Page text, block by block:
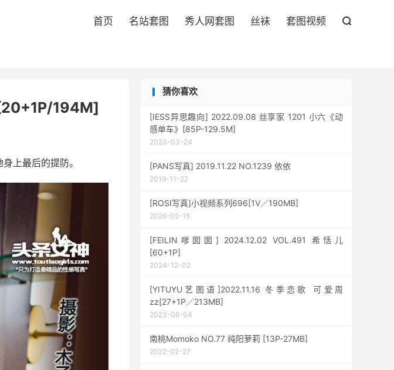
首页 名站套图 秀人网套图 丝袜 套图视频 
194M]
上最后的提防。
猜你喜欢
[IESS异思趣向] 2022.09.08 丝享家 1201 小六《动
感单车》[85P-129.5M]
2023-03-24
[PANS写真] 2019.11.22 NO.1239 依依
2019-11-22
[ROSI写真]小视频系列696[1V／190MB]
2026-05-15
[FEILIN嗲囡囡] 2024.12.02 VOL.491 希恬儿
[60+1P]
2024-12-02
[YITUYU艺图语]2022.11.16 冬季恋歌 可爱周
zz[27+1P／213MB]
2023-06-04
南桃Momoko NO.77 纯阳萝莉 [13P-27MB]
2022-02-27